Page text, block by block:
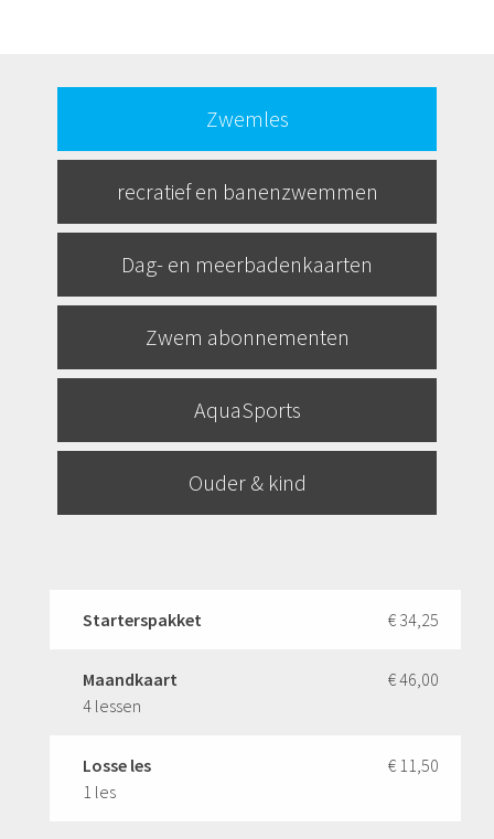
Zwemles
recratief en banenzwemmen
Dag- en meerbadenkaarten
Zwem abonnementen
AquaSports
Ouder & kind
Starterspakket € 34,25
Maandkaart
4 lessen
€ 46,00
Losse les
1 les
€ 11,50